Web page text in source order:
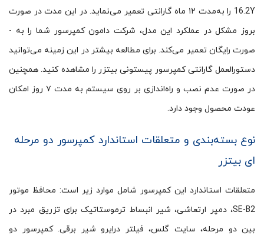
16.2Y را به‌مدت ۱۲ ماه گارانتی تعمیر می­‌نماید. در این مدت در صورت
بروز مشکل در عملکرد این مدل، شرکت دامون کمپرسور شما را به ­
صورت رایگان تعمیر می­‌کند. برای مطالعه بیشتر در این زمینه می‌­توانید
دستورالعمل گارانتی کمپرسور پیستونی بیتزر را مشاهده کنید. همچنین
در صورت عدم نصب و راه‌اندازی بر روی سیستم به مدت ۷ روز امکان
عودت محصول وجود دارد.
نوع بسته‌بندی و متعلقات استاندارد کمپرسور دو مرحله
ای بیتزر
متعلقات استاندارد این کمپرسور شامل موارد زیر است: محافظ موتور
SE-B2، دمپر ارتعاشی، شیر انبساط ترموستاتیک برای تزریق مبرد در
بین دو مرحله، سایت گلس، فیلتر درایرو شیر برقی. کمپرسور دو